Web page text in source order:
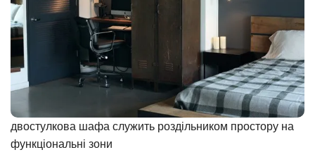
двостулкова шафа служить роздільником простору на
функціональні зони